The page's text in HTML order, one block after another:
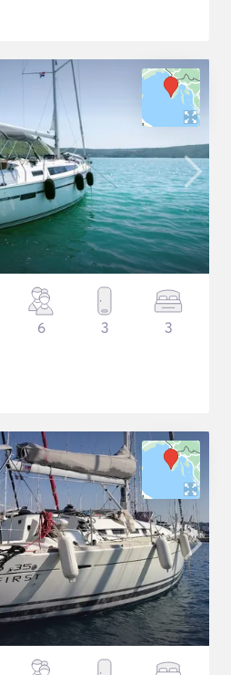
6 3 3